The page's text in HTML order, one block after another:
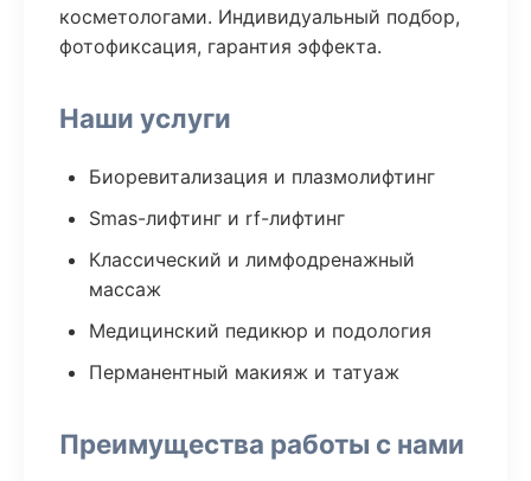
косметологами. Индивидуальный подбор,
фотофиксация, гарантия эффекта.
Наши услуги
Биоревитализация и плазмолифтинг
Smas-лифтинг и rf-лифтинг
Классический и лимфодренажный
массаж
Медицинский педикюр и подология
Перманентный макияж и татуаж
Преимущества работы с нами